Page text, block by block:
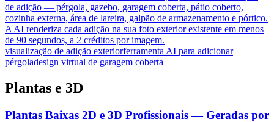
de adição — pérgola, gazebo, garagem coberta, pátio coberto,
cozinha externa, área de lareira, galpão de armazenamento e pórtico.
A AI renderiza cada adição na sua foto exterior existente em menos
de 90 segundos, a 2 créditos por imagem.
visualização de adição exteriorferramenta AI para adicionar
pérgoladesign virtual de garagem coberta
Plantas e 3D
Plantas Baixas 2D e 3D Profissionais — Geradas por